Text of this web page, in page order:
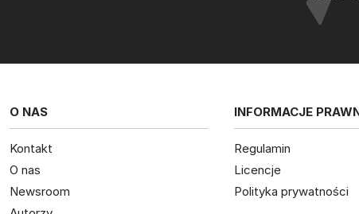
O NAS
Kontakt
O nas
Newsroom
INFORMACJE
Regulamin
Licencje
Polityka prywatności